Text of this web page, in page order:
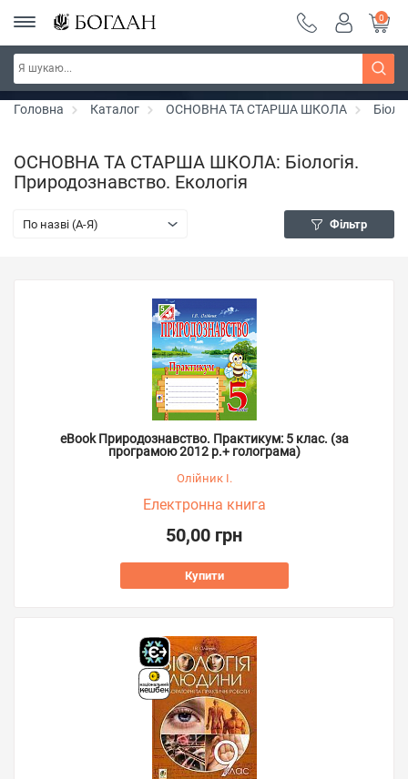
РОЗПРОДАЖ ~ 150 грн ~ 200 грн ~ 250 грн ~
300 грн ~ РОЗПРОДАЖ
Дізнатись більше
0
Головна Каталог ОСНОВНА ТА СТАРША ШКОЛА
ОСНОВНА ТА СТАРША ШКОЛА: Біологія.
Природознавство. Екологія
По назві (A-Я) Фільтр
eBook Природознавство. Практикум: 5 клас. (за
програмою 2012 р.+ голограма)
Олійник І.
Електронна книга
50,00 грн
Купити